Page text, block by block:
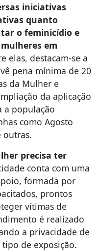
iniciativas
quanto
o feminicídio e
em
elas, destacam-se a
pena mínima de 20
da Mulher e
da aplicação
a população
como Agosto
outras.
precisa ter
conta com uma
formada por
prontos
vítimas de
é realizado
a privacidade de
de exposição.